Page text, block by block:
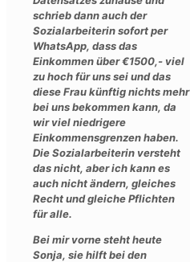
schrieb dann auch der
Sozialarbeiterin sofort per
WhatsApp, dass das
Einkommen über €1500,- viel
zu hoch für uns sei und das
diese Frau künftig nichts mehr
bei uns bekommen kann, da
wir viel niedrigere
Einkommensgrenzen haben.
Die Sozialarbeiterin versteht
das nicht, aber ich kann es
auch nicht ändern, gleiches
Recht und gleiche Pflichten
für alle.
Bei mir vorne steht heute
Sonja, sie hilft bei den